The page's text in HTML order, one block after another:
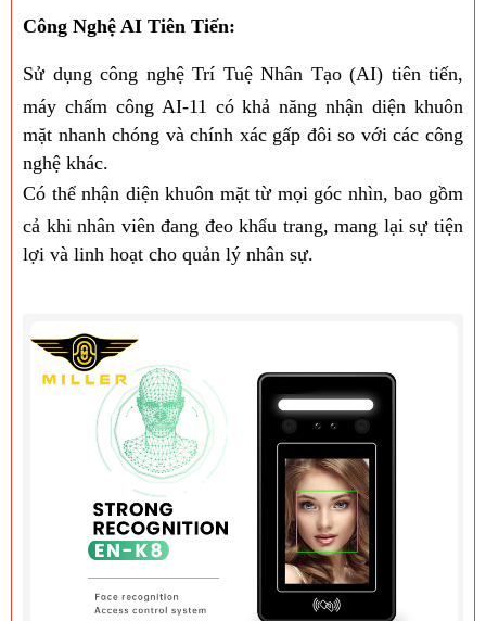
Công Nghệ AI Tiên Tiến:
Sử dụng công nghệ Trí Tuệ Nhân Tạo (AI) tiên tiến,
máy chấm công AI-11 có khả năng nhận diện khuôn
mặt nhanh chóng và chính xác gấp đôi so với các công
nghệ khác.
Có thể nhận diện khuôn mặt từ mọi góc nhìn, bao gồm
cả khi nhân viên đang đeo khẩu trang, mang lại sự tiện
lợi và linh hoạt cho quản lý nhân sự.